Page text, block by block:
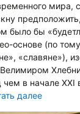
мира,
было бы
основе (по
«славяне»),
в начале XXI
далее